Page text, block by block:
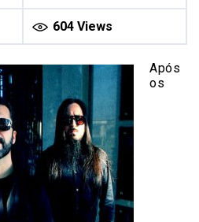
604 Views
Após
os